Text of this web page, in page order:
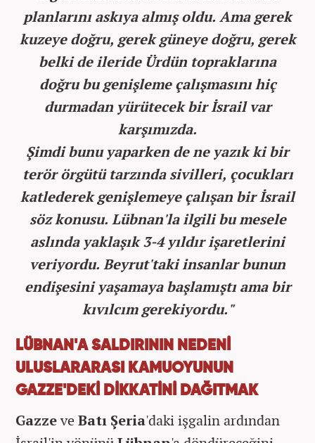
planlarını askıya almış oldu. Ama gerek
kuzeye doğru, gerek güneye doğru, gerek
belki de ileride Ürdün topraklarına
doğru bu genişleme çalışmasını hiç
durmadan yürütecek bir İsrail var
karşımızda.
Şimdi bunu yaparken de ne yazık ki bir
terör örgütü tarzında sivilleri, çocukları
katlederek genişlemeye çalışan bir İsrail
söz konusu. Lübnan'la ilgili bu mesele
aslında yaklaşık 3-4 yıldır işaretlerini
veriyordu. Beyrut'taki insanlar bunun
endişesini yaşamaya başlamıştı ama bir
kıvılcım gerekiyordu."
LÜBNAN'A SALDIRININ NEDENİ
ULUSLARARASI KAMUOYUNUN
GAZZE'DEKİ DİKKATİNİ DAĞITMAK
Gazzeve Batı Şeria'daki işgalin ardından